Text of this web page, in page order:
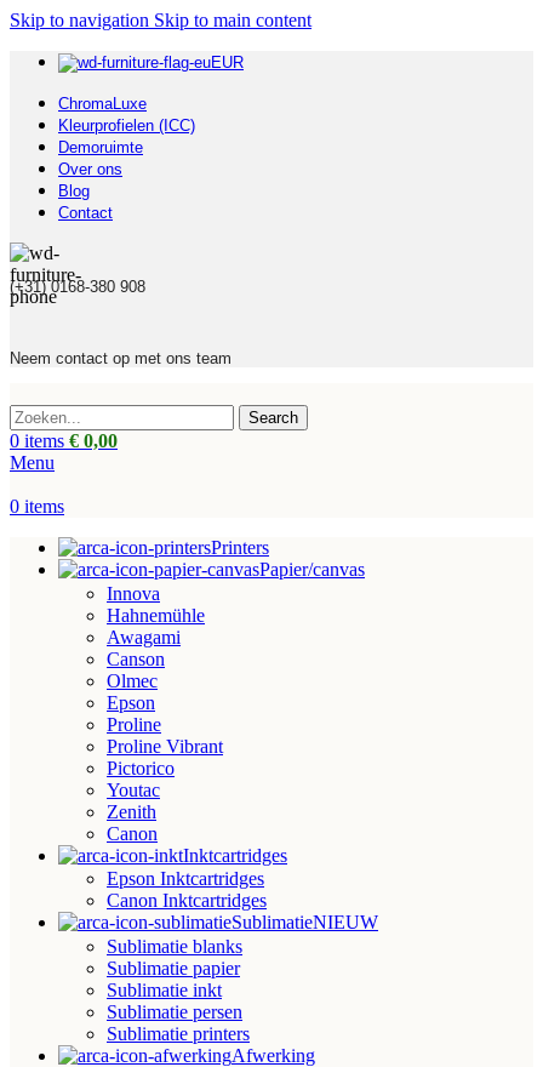
Skip to navigation Skip to main content
EUR
ChromaLuxe
Kleurprofielen (ICC)
Demoruimte
Over ons
Blog
Contact
(+31) 0168-380 908
Neem contact op met ons team
Search
0 items € 0,00
Menu
0 items
Printers
Papier/canvas
Innova
Hahnemühle
Awagami
Canson
Olmec
Epson
Proline
Proline Vibrant
Pictorico
Youtac
Zenith
Canon
Inktcartridges
Epson Inktcartridges
Canon Inktcartridges
SublimatieNIEUW
Sublimatie blanks
Sublimatie papier
Sublimatie inkt
Sublimatie persen
Sublimatie printers
Afwerking